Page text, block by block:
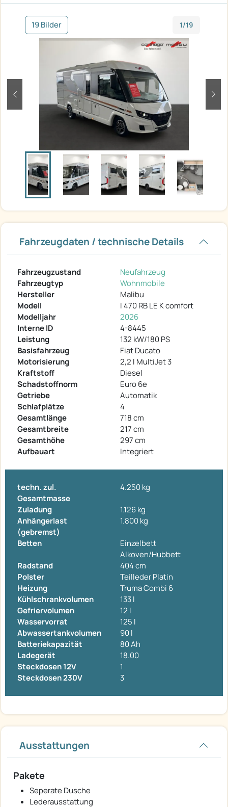
19 Bilder 1/19
zurück
Fahrzeugdaten / technische Details
Fahrzeugzustand
Neufahrzeug
Fahrzeugtyp
Wohnmobile
Hersteller
Malibu
Modell
I 470 RB LE K comfort
Modelljahr
2026
Interne ID
4-8445
Leistung
132 kW/180 PS
Basisfahrzeug
Fiat Ducato
Motorisierung
2,2 l MultiJet 3
Kraftstoff
Diesel
Schadstoffnorm
Euro 6e
Getriebe
Automatik
Schlafplätze
4
Gesamtlänge
718 cm
Gesamtbreite
217 cm
Gesamthöhe
297 cm
Aufbauart
Integriert
techn. zul.
Gesamtmasse
4.250 kg
Zuladung
1.126 kg
Anhängerlast
(gebremst)
1.800 kg
Betten
Einzelbett
Alkoven/Hubbett
Radstand
404 cm
Polster
Teilleder Platin
Heizung
Truma Combi 6
Kühlschrankvolumen
133 l
Gefriervolumen
12 l
Wasservorrat
125 l
Abwassertankvolumen
90 l
Batteriekapazität
80 Ah
Ladegerät
18.00
Steckdosen 12V
1
Steckdosen 230V
3
Ausstattungen
Pakete
Seperate Dusche
Lederausstattung